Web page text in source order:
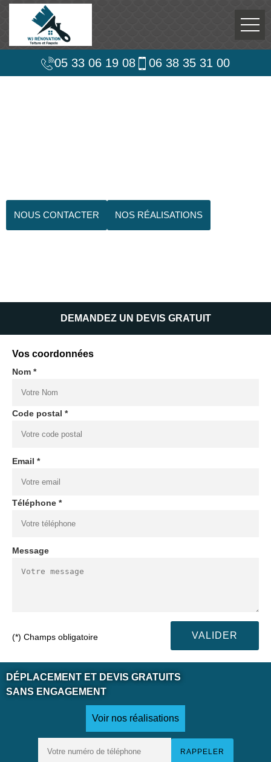
05 33 06 19 08 06 38 35 31 00
NOUS CONTACTER NOS RÉALISATIONS
DEMANDEZ UN DEVIS GRATUIT
Vos coordonnées
Nom *
Code postal *
Email *
Téléphone *
Message
(*) Champs obligatoire
DÉPLACEMENT ET DEVIS GRATUITS
SANS ENGAGEMENT
Voir nos réalisations